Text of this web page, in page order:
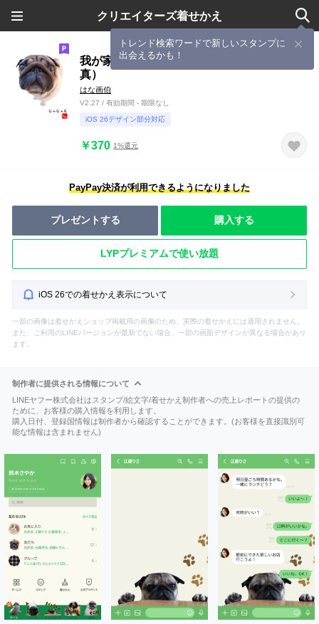
クリエイターズ着せかえ
トレンド検索ワードで新しいスタンプに
出会えるかも！
我が家の愛犬～パグのじゃじゃを～（写
真）
はな画伯
V2.27 / 有効期間 - 期限なし
iOS 26デザイン部分対応
￥370 1%還元
PayPay決済が利用できるようになりました
プレゼントする 購入する
LYPプレミアムで使い放題
iOS 26での着せかえ表示について
一部の画像は着せかえショップ掲載用の画像のため、実際の着せかえには適用されません。
また、ご利用のLINEバージョンが最新でない場合、一部の画面デザインが異なる場合があり
ます。
制作者に提供される情報について
LINEヤフー株式会社はスタンプ/絵文字/着せかえ制作者への売上レポートの提供の
ために、お客様の購入情報を利用します。
購入日付、登録国情報は制作者から確認することができます。(お客様を直接識別可
能な情報は含まれません)